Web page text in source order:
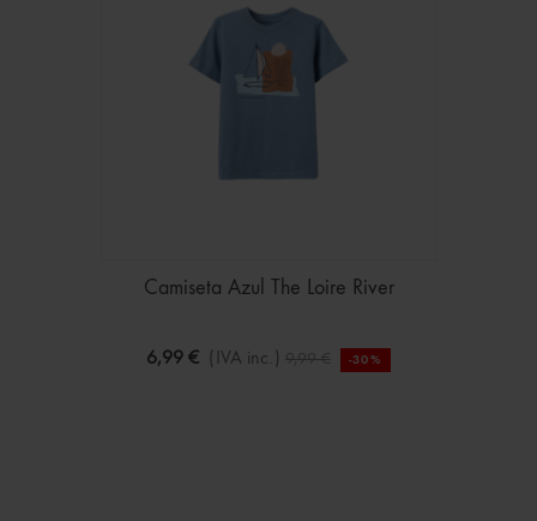
Camiseta Azul The Loire River
6,99 € (IVA inc.) 9,99 € -30%